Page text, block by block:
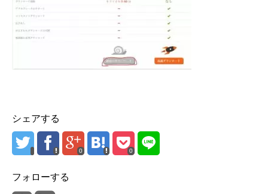
シェアする
0 0
フォローする